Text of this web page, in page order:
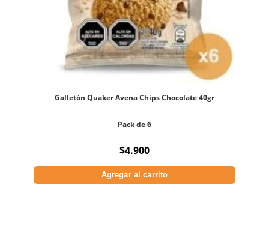
Galletón Quaker Avena Chips Chocolate 40gr
Pack de 6
$4.900
Agregar al carrito